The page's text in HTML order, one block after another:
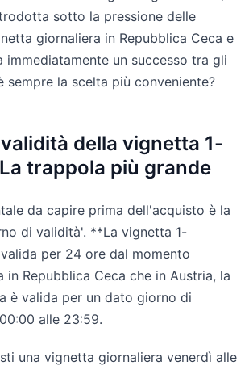
sotto la pressione delle
giornaliera in Repubblica Ceca e
immediatamente un successo tra gli
sempre la scelta più conveniente?
della vignetta 1-
trappola più grande
da capire prima dell'acquisto è la
di validità'. **La vignetta 1-
per 24 ore dal momento
Repubblica Ceca che in Austria, la
è valida per un dato giorno di
alle 23:59.
una vignetta giornaliera venerdì alle